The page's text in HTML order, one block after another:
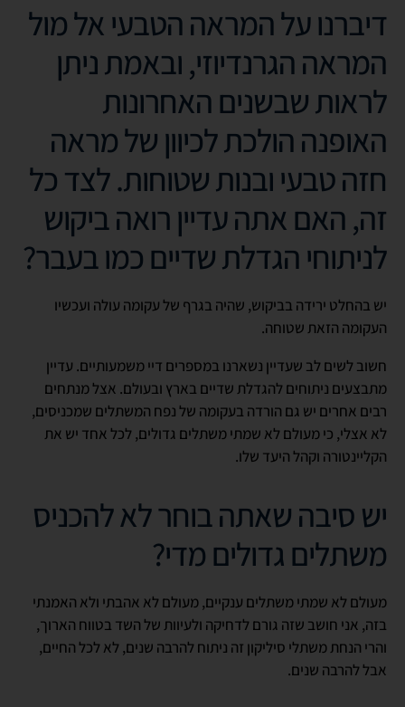
דיברנו על המראה הטבעי אל מול
המראה הגרנדיוזי, ובאמת ניתן
לראות שבשנים האחרונות
האופנה הולכת לכיוון של מראה
חזה טבעי ובנות שטוחות. לצד כל
זה, האם אתה עדיין רואה ביקוש
לניתוחי הגדלת שדיים כמו בעבר?
יש בהחלט ירידה בביקוש, שהיה בגרף של עקומה עולה ועכשיו
העקומה הזאת שטוחה.
חשוב לשים לב שעדיין נשארנו במספרים דיי משמעותיים. עדיין
מתבצעים ניתוחים להגדלת שדיים בארץ ובעולם. אצל מנתחים
רבים אחרים יש גם הורדה בעקומה של נפח המשתלים שמכניסים,
לא אצלי, כי מעולם לא שמתי משתלים גדולים, לכל אחד יש את
הקליינטורה וקהל היעד שלו.
יש סיבה שאתה בוחר לא להכניס
משתלים גדולים מדי?
מעולם לא שמתי משתלים ענקיים, מעולם לא אהבתי ולא האמנתי
בזה, אני חושב שזה גורם לדחיקה ולעיוות של השד בטווח הארוך,
והרי הנחת משתלי סיליקון זה ניתוח להרבה שנים, לא לכל החיים,
אבל להרבה שנים.